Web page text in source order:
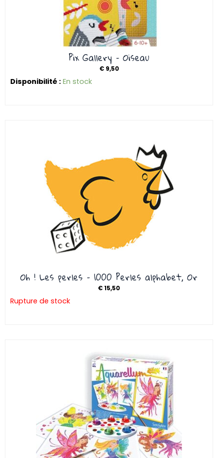
Pix Gallery – Oiseau
€9,50
Disponibilité : En stock
Oh ! Les perles – 1000 Perles alphabet, Or
€15,50
Rupture de stock